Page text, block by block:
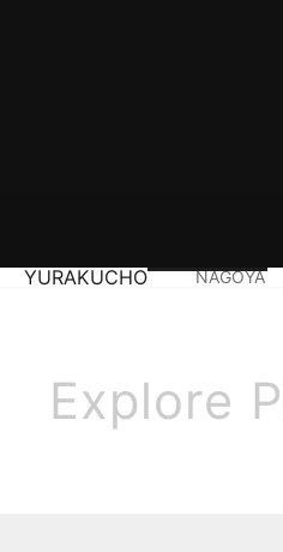
YURAKUCHO NAGOYA
Explore